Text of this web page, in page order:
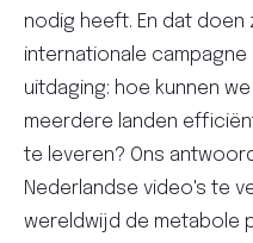
nodig heeft. En dat doen
internationale
uitdaging: hoe kunnen
meerdere landen
te leveren? Ons
Nederlandse video's te
wereldwijd de metabole